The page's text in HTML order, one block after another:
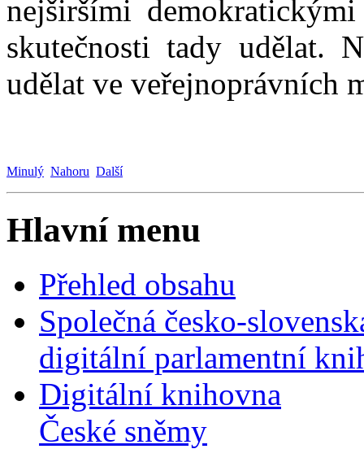
nejširšími
skutečnosti tady udělat.
udělat ve veřejnoprávních
Minulý Nahoru Další
Hlavní menu
Přehled obsahu
Společná česko-
digitální parlamentní
Digitální knihovna
České sněmy